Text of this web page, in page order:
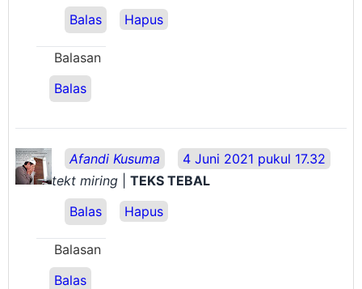
Balas
Hapus
Balasan
Balas
Afandi Kusuma
4 Juni 2021 pukul 17.32
tekt miring
TEKS TEBAL
Balas
Hapus
Balasan
Balas